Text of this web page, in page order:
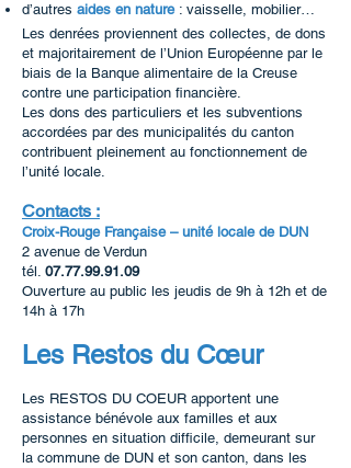
d’autres aides en nature: vaisselle, mobilier…
Les denrées proviennent des collectes, de dons
et majoritairement de l’Union Européenne par le
biais de la Banque alimentaire de la Creuse
contre une participation financière.
Les dons des particuliers et les subventions
accordées par des municipalités du canton
contribuent pleinement au fonctionnement de
l’unité locale.
Contacts :
Croix-Rouge Française – unité locale de DUN
2 avenue de Verdun
tél. 07.77.99.91.09
Ouverture au public les jeudis de 9h à 12h et de
14h à 17h
Les Restos du Cœur
Les RESTOS DU COEUR apportent une
assistance bénévole aux familles et aux
personnes en situation difficile, demeurant sur
la commune de DUN et son canton, dans les